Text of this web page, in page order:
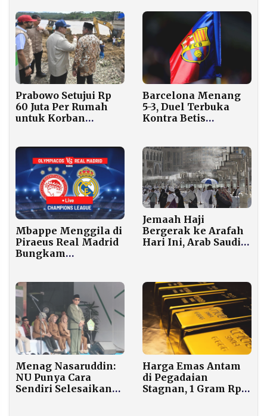
ICC
Prabowo Setujui Rp
60 Juta Per Rumah
untuk Korban
Barcelona Menang
5-3, Duel Terbuka
Kontra Betis
Mbappe Menggila di
Piraeus Real Madrid
Bungkam
Ledakan
Jemaah Haji
Bergerak ke Arafah
Hari Ini, Arab Saudi
Menag Nasaruddin:
NU Punya Cara
Sendiri Selesaikan
Harga Emas Antam
di Pegadaian
Stagnan, 1 Gram Rp